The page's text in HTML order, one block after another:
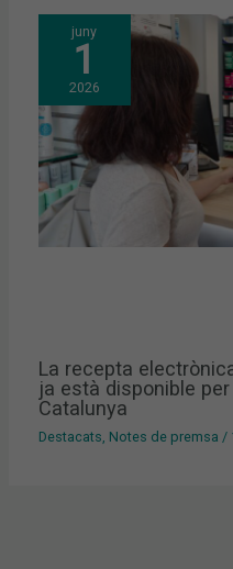
juny
1
2026
La recepta
ja està disponible
Catalunya
Destacats Notes de premsa /